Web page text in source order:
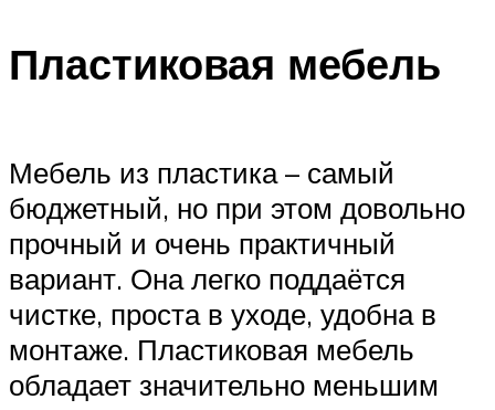
Пластиковая мебель
Мебель из пластика – самый
бюджетный, но при этом довольно
прочный и очень практичный
вариант. Она легко поддаётся
чистке, проста в уходе, удобна в
монтаже. Пластиковая мебель
обладает значительно меньшим